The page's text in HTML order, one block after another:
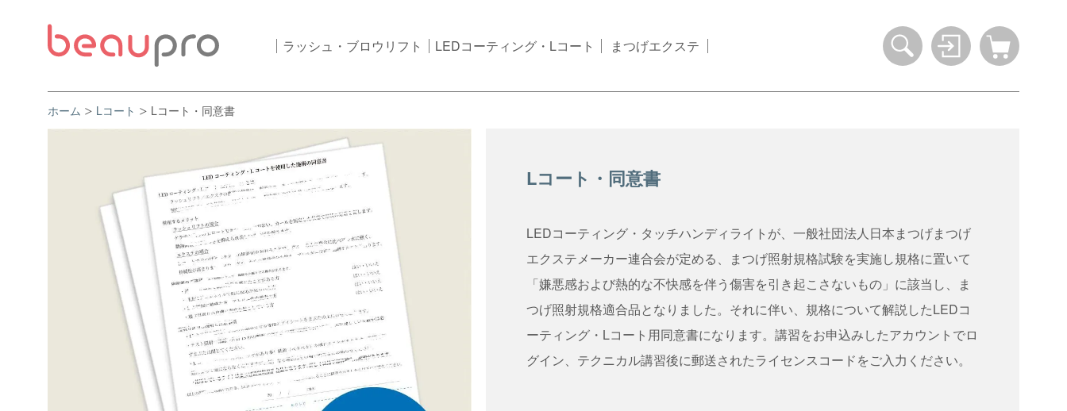
ラッシュ・ブロウリフト LEDコーティング・Lコート まつげエクステ
ホーム Lコート Lコート・同意書
Lコート・同意書
LEDコーティング・タッチハンディライトが、一般社団法人日本まつげまつげ
エクステメーカー連合会が定める、まつげ照射規格試験を実施し規格に置いて
「嫌悪感および熱的な不快感を伴う傷害を引き起こさないもの」に該当し、ま
つげ照射規格適合品となりました。それに伴い、規格について解説したLEDコ
ーティング・Lコート用同意書になります。講習をお申込みしたアカウントでロ
グイン、テクニカル講習後に郵送されたライセンスコードをご入力ください。